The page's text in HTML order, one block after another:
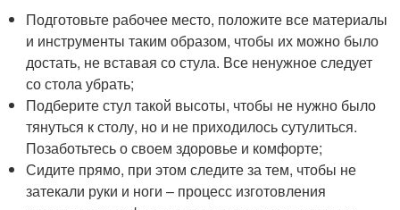
Подготовьте рабочее место, положите все материалы
и инструменты таким образом, чтобы их можно было
достать, не вставая со стула. Все ненужное следует
со стола убрать;
Подберите стул такой высоты, чтобы не нужно было
тянуться к столу, но и не приходилось сутулиться.
Позаботьтесь о своем здоровье и комфорте;
Сидите прямо, при этом следите за тем, чтобы не
затекали руки и ноги – процесс изготовления